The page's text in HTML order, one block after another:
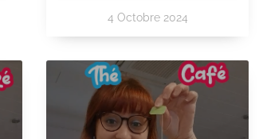
4 Octobre 2024